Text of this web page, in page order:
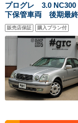
プログレ 3.0
下保管車両 後期最
装アセ無し OP電動
ートヒーター 純正
メラ ETC 前後ド
販売店保証 購入プラン付